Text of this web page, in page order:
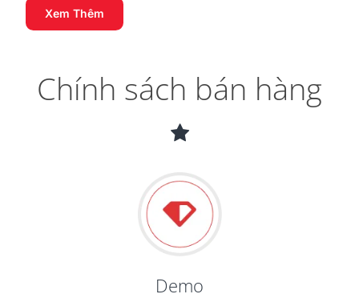
Xem Thêm
Chính sách bán hàng
Demo